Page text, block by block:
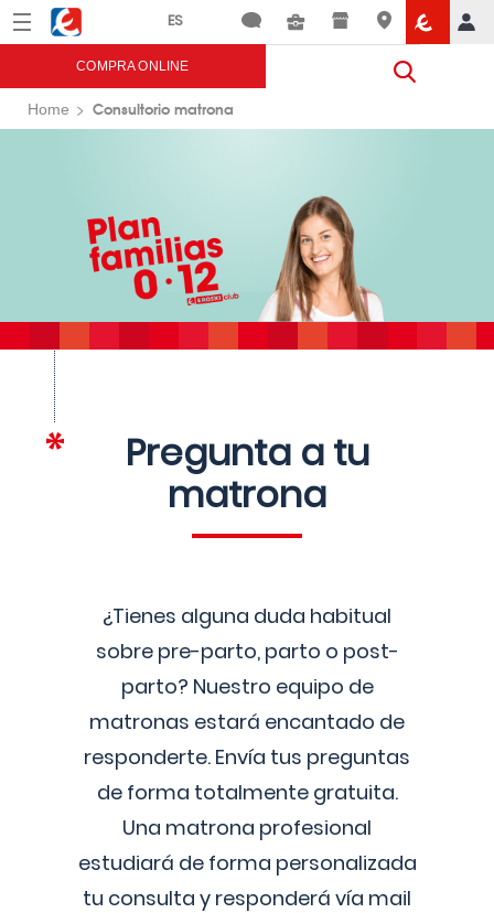
Menú Eroski
COMPRA ONLINE
Home Consultorio matrona
Pregunta a tu
matrona
¿Tienes alguna duda habitual
sobre pre-parto, parto o post-
parto? Nuestro equipo de
matronas estará encantado de
responderte. Envía tus preguntas
de forma totalmente gratuita.
Una matrona profesional
estudiará de forma personalizada
tu consulta y responderá vía mail